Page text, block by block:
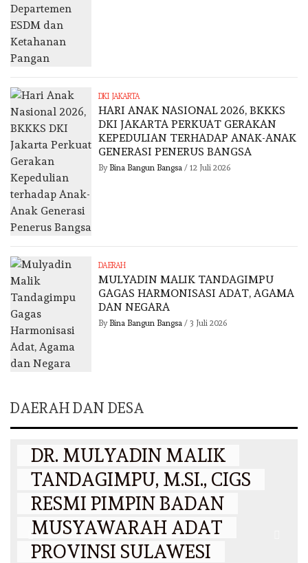
DKI JAKARTA
HARI ANAK NASIONAL 2026, BKKKS
DKI JAKARTA PERKUAT GERAKAN
KEPEDULIAN TERHADAP ANAK-ANAK
GENERASI PENERUS BANGSA
By Bina Bangun Bangsa / 12 Juli 2026
DAERAH
MULYADIN MALIK TANDAGIMPU
GAGAS HARMONISASI ADAT, AGAMA
DAN NEGARA
By Bina Bangun Bangsa / 3 Juli 2026
DAERAH DAN DESA
DAERAH
DR. MULYADIN MALIK
TANDAGIMPU, M.SI., CIGS
RESMI PIMPIN BADAN
MUSYAWARAH ADAT
PROVINSI SULAWESI